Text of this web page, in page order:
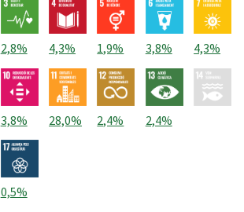
2,8% 4,3% 1,9% 3,8% 4,3%
3,8% 28,0% 2,4% 2,4%
0,5%